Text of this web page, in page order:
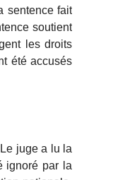
sentence fait
soutient
les droits
été accusés
juge a lu la
ignoré par la